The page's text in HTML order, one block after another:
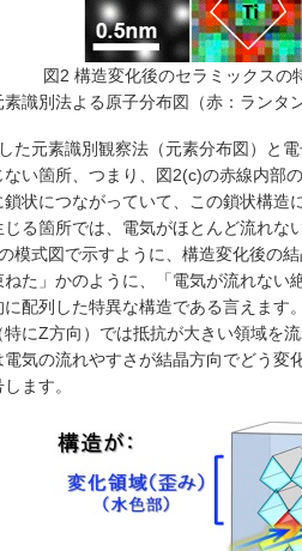
図2 構造変化後のセラミックスの
素識別法よる原子分布図（赤：ランタ
た元素識別観察法（元素分布図）と
ない箇所、つまり、図2(c)の赤線内部
鎖状につながっていて、この鎖状構造
る箇所では、電気がほとんど流れ
模式図で示すように、構造変化後の
ねた」かのように、「電気が流れな
に配列した特異な構造である言えま
特にZ方向）では抵抗が大きい領域を
気の流れやすさが結晶方向でどう
ます。